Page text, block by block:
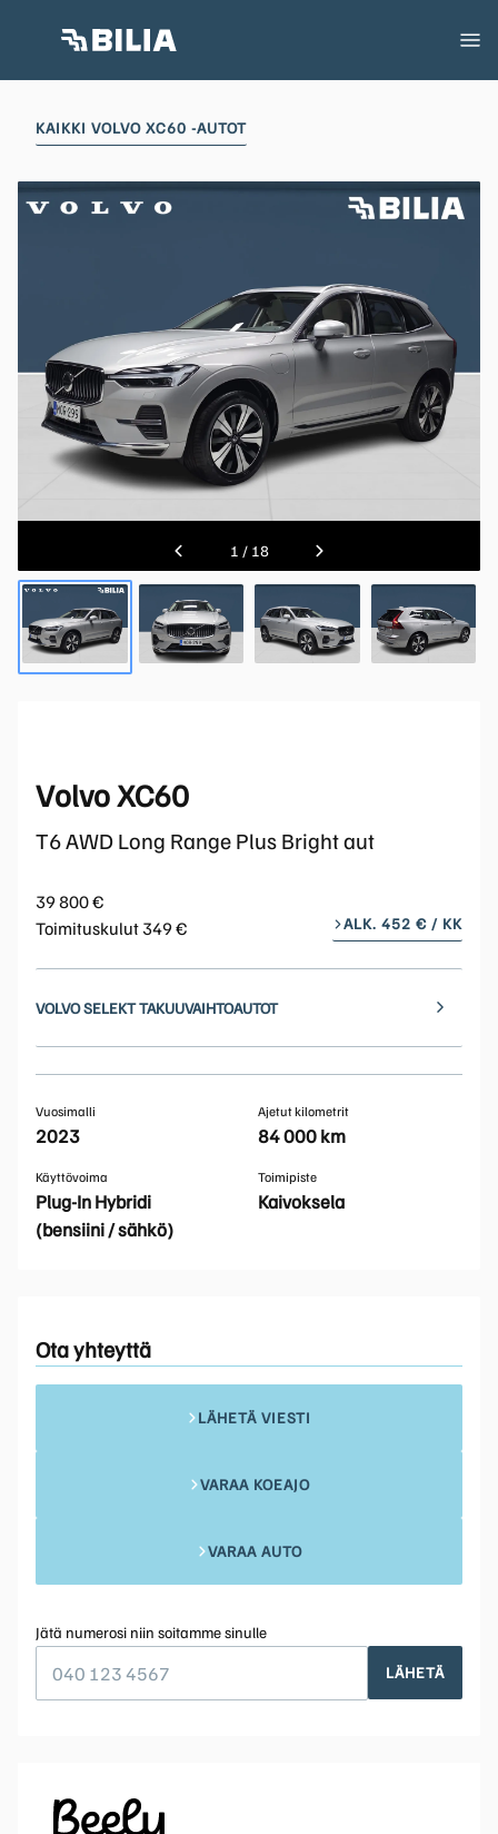
KAIKKI VOLVO XC60 -AUTOT
1 / 18
Volvo XC60
T6 AWD Long Range Plus Bright aut
39 800 €
Toimituskulut 349 €
ALK. 452 € / KK
VOLVO SELEKT TAKUUVAIHTOAUTOT
Vuosimalli
2023
Ajetut kilometrit
84 000 km
Käyttövoima
Plug-In Hybridi
(bensiini / sähkö)
Toimipiste
Kaivoksela
Ota yhteyttä
LÄHETÄ VIESTI
VARAA KOEAJO
VARAA AUTO
Jätä numerosi niin soitamme sinulle
LÄHETÄ